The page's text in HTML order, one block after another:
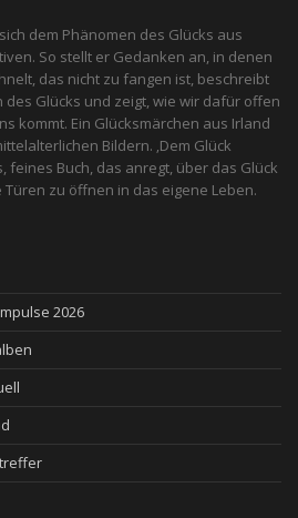
dem Phänomen des Glücks aus
So stellt er Gedanken an, in denen
das nicht zu fangen ist, beschreibt
Glücks und zeigt, wie wir dafür offen
kommt. Ein Glücksmärchen aus Irland
Bildern. ‚Dem Glück
feines Buch, das anregt, über das Glück
zu öffnen in das eigene Leben.
2026